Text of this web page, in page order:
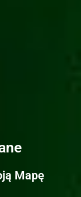
Mapę